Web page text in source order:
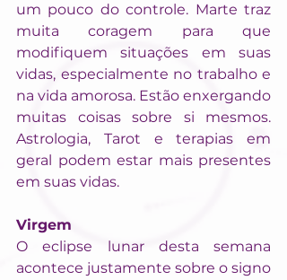
um pouco do controle. Marte traz
muita coragem para que
modifiquem situações em suas
vidas, especialmente no trabalho e
na vida amorosa. Estão enxergando
muitas coisas sobre si mesmos.
Astrologia, Tarot e terapias em
geral podem estar mais presentes
em suas vidas.
Virgem
O eclipse lunar desta semana
acontece justamente sobre o signo